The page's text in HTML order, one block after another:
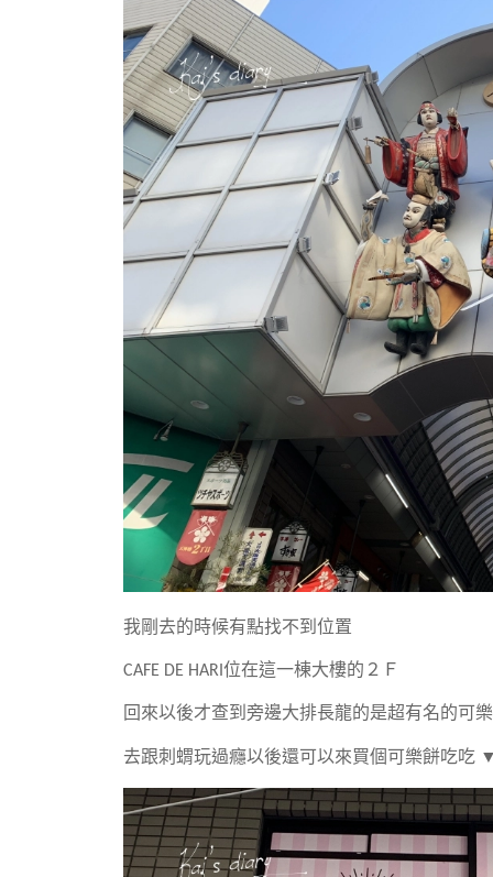
我剛去的時候有點找不到位置
CAFE DE HARI位在這一棟大樓的２Ｆ
回來以後才查到旁邊大排長龍的是超有名的可
去跟刺蝟玩過癮以後還可以來買個可樂餅吃吃